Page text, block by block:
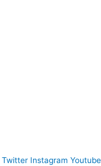
Twitter Instagram Youtube